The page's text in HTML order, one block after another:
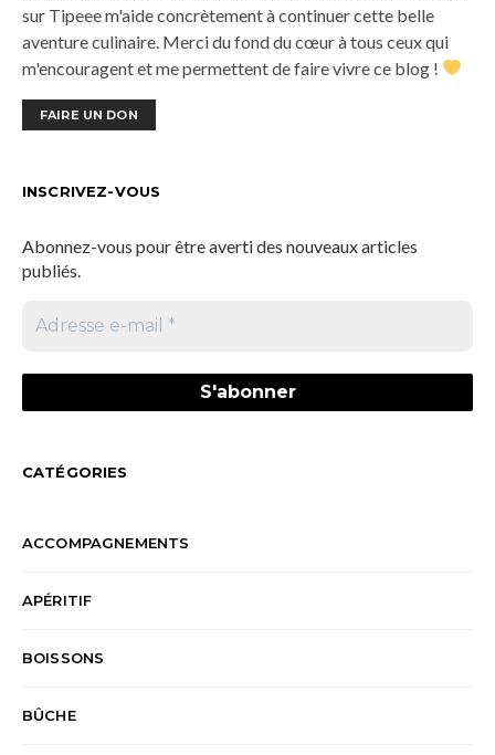
sur Tipeee m'aide concrètement à continuer cette belle
aventure culinaire. Merci du fond du cœur à tous ceux qui
m'encouragent et me permettent de faire vivre ce blog !
FAIRE UN DON
INSCRIVEZ-VOUS
Abonnez-vous pour être averti des nouveaux articles
publiés.
CATÉGORIES
ACCOMPAGNEMENTS
APÉRITIF
BOISSONS
BÛCHE